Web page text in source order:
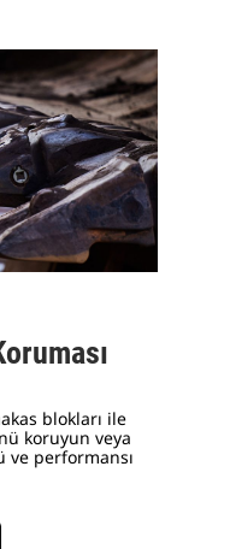
blokları ile
koruyun veya
ve performansı